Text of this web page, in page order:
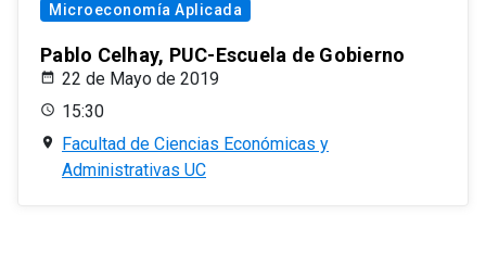
Microeconomía Aplicada
Pablo Celhay, PUC-Escuela de Gobierno
22 de Mayo de 2019
15:30
Facultad de Ciencias Económicas y
Administrativas UC